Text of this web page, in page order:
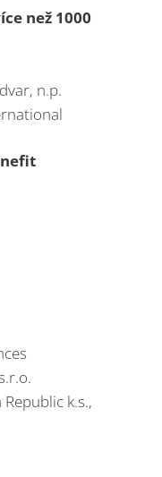
než 1000
n.p.
Republic k.s.,